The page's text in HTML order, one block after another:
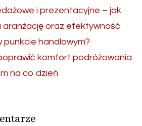
i prezentacyjne – jak
aranżację oraz efektywność
punkcie handlowym?
komfort podróżowania
na co dzień